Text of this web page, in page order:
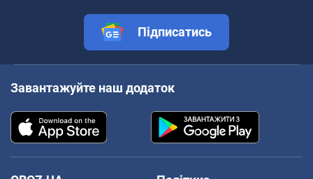
Підписатись
Завантажуйте наш додаток